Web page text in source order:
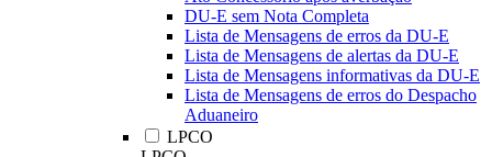
DU-E sem Nota Completa
Lista de Mensagens de erros da DU-E
Lista de Mensagens de alertas da DU-E
Lista de Mensagens informativas da DU-E
Lista de Mensagens de erros do Despacho
Aduaneiro
LPCO